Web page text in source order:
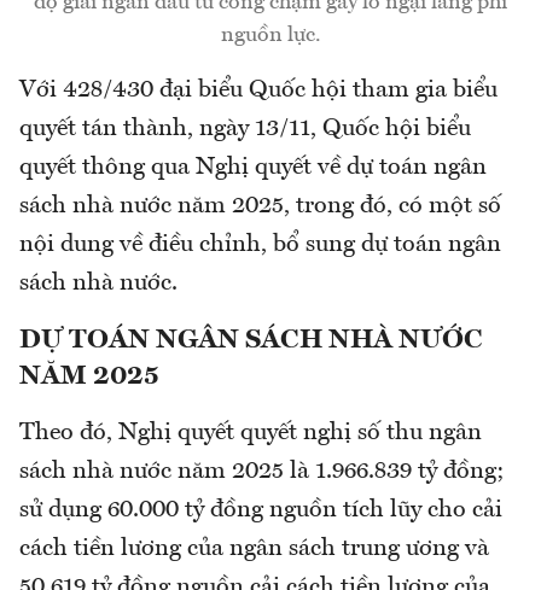
nguồn lực.
Với 428/430 đại biểu Quốc hội tham gia biểu
quyết tán thành, ngày 13/11, Quốc hội biểu
quyết thông qua Nghị quyết về dự toán ngân
sách nhà nước năm 2025, trong đó, có một số
nội dung về điều chỉnh, bổ sung dự toán ngân
sách nhà nước.
DỰ TOÁN NGÂN SÁCH NHÀ NƯỚC
NĂM 2025
Theo đó, Nghị quyết quyết nghị số thu ngân
sách nhà nước năm 2025 là 1.966.839 tỷ đồng;
sử dụng 60.000 tỷ đồng nguồn tích lũy cho cải
cách tiền lương của ngân sách trung ương và